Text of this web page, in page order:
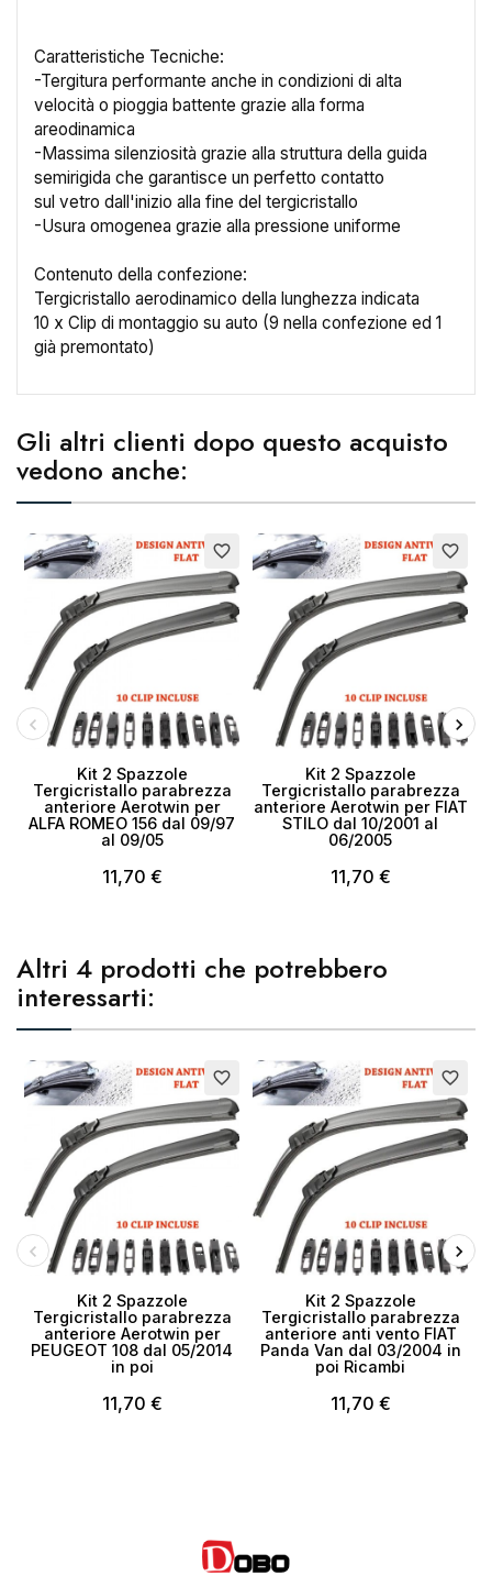
Caratteristiche Tecniche:
-Tergitura performante anche in condizioni di alta
velocità o pioggia battente grazie alla forma
areodinamica
-Massima silenziosità grazie alla struttura della guida
semirigida che garantisce un perfetto contatto
sul vetro dall'inizio alla fine del tergicristallo
-Usura omogenea grazie alla pressione uniforme
Contenuto della confezione:
Tergicristallo aerodinamico della lunghezza indicata
10 x Clip di montaggio su auto (9 nella confezione ed 1
già premontato)
Gli altri clienti dopo questo acquisto
vedono anche:
favorite_border
Kit 2 Spazzole
Tergicristallo parabrezza
anteriore Aerotwin per
ALFA ROMEO 156 dal 09/97
al 09/05
11,70 €
favorite_border
Kit 2 Spazzole
Tergicristallo parabrezza
anteriore Aerotwin per FIAT
STILO dal 10/2001 al
06/2005
11,70 €
Altri 4 prodotti che potrebbero
interessarti:
favorite_border
Kit 2 Spazzole
Tergicristallo parabrezza
anteriore Aerotwin per
PEUGEOT 108 dal 05/2014
in poi
11,70 €
favorite_border
Kit 2 Spazzole
Tergicristallo parabrezza
anteriore anti vento FIAT
Panda Van dal 03/2004 in
poi Ricambi
11,70 €
Crea lista dei desideri ×
Nome lista dei desideri
Annulla Crea lista dei desideri